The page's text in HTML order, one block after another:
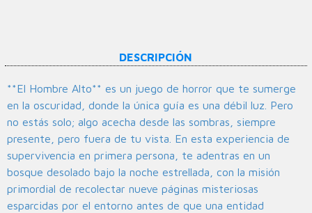
DESCRIPCIÓN
**El Hombre Alto** es un juego de horror que te sumerge
en la oscuridad, donde la única guía es una débil luz. Pero
no estás solo; algo acecha desde las sombras, siempre
presente, pero fuera de tu vista. En esta experiencia de
supervivencia en primera persona, te adentras en un
bosque desolado bajo la noche estrellada, con la misión
primordial de recolectar nueve páginas misteriosas
esparcidas por el entorno antes de que una entidad